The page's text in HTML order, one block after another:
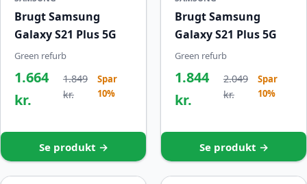
Brugt Samsung
Galaxy S21 Plus 5G
Green refurb
1.664
kr.
1.849
kr.
Spar
10%
Se produkt →
Brugt Samsung
Galaxy S21 Plus 5G
Green refurb
1.844
kr.
2.049
kr.
Spar
10%
Se produkt →